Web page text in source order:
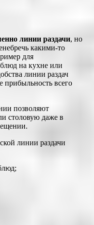
линии раздачи, но
какими-то
для
на кухне или
линии раздач
прибыльность всего
позволяют
столовую даже в
линии раздачи